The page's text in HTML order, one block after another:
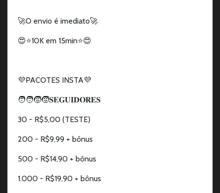
🚀O envio é imediato🚀
😍⭐10K em 15min⭐😍
💜PACOTES INSTA💜
🧑‍🧑‍🧒‍🧒𝐒𝐄𝐆𝐔𝐈𝐃𝐎𝐑𝐄𝐒
30 - R$5,00 (TESTE)
200 - R$9,99 + bônus
500 - R$14,90 + bônus
1.000 - R$19,90 + bônus